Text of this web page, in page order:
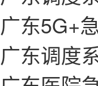
广东5G+
广东调度